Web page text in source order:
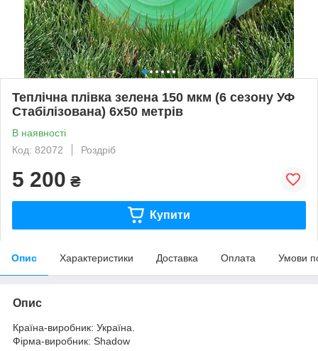
Теплічна плівка зелена 150 мкм (6 сезону УФ
Стабілізована) 6х50 метрів
В наявності
Код: 82072
Роздріб
5 200 ₴
Купити
Опис Характеристики Доставка Оплата Умови
Опис
Країна-виробник: Україна.
Фірма-виробник: Shadow